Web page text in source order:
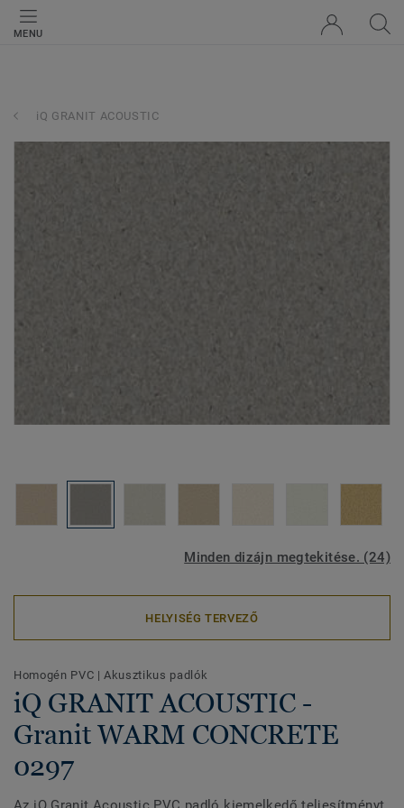
MENU
iQ GRANIT ACOUSTIC
Minden dizájn megtekitése. (24)
HELYISÉG TERVEZŐ
Homogén PVC |Akusztikus padlók
iQ GRANIT ACOUSTIC -
Granit WARM CONCRETE
0297